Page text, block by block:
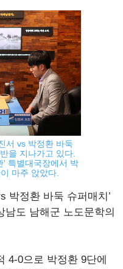
서 vs 박정환 바둑
을 지나가고 있다.
' 특별대국장에서 박
마주 앉았다.
박정환 바둑 슈퍼매치’
도 남해군 노도문학의
4-0으로 박정환 9단에